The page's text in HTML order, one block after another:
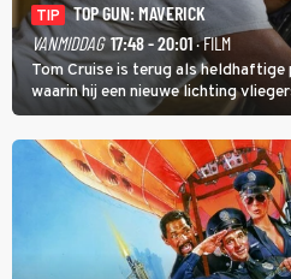
TIP
TOP GUN: MAVERICK
VANMIDDAG 17:48 - 20:01· FILM
Tom Cruise is terug als
waarin hij een nieuwe lichting
werk.